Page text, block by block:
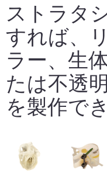
さらに見る
さらに見る
さらに見る
ストラタ
すれば、
ラー、生
たは不透
を製作で